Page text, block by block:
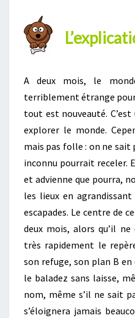
A deux mois, le
terriblement étrange
tout est nouveauté.
explorer le monde.
mais pas folle : on ne sait
inconnu pourrait receler.
et advienne que pourra,
les lieux en
escapades. Le centre de
deux mois, alors qu’il
très rapidement le
son refuge, son plan B en
le baladez sans laisse,
nom, même s’il ne sait
s’éloignera jamais